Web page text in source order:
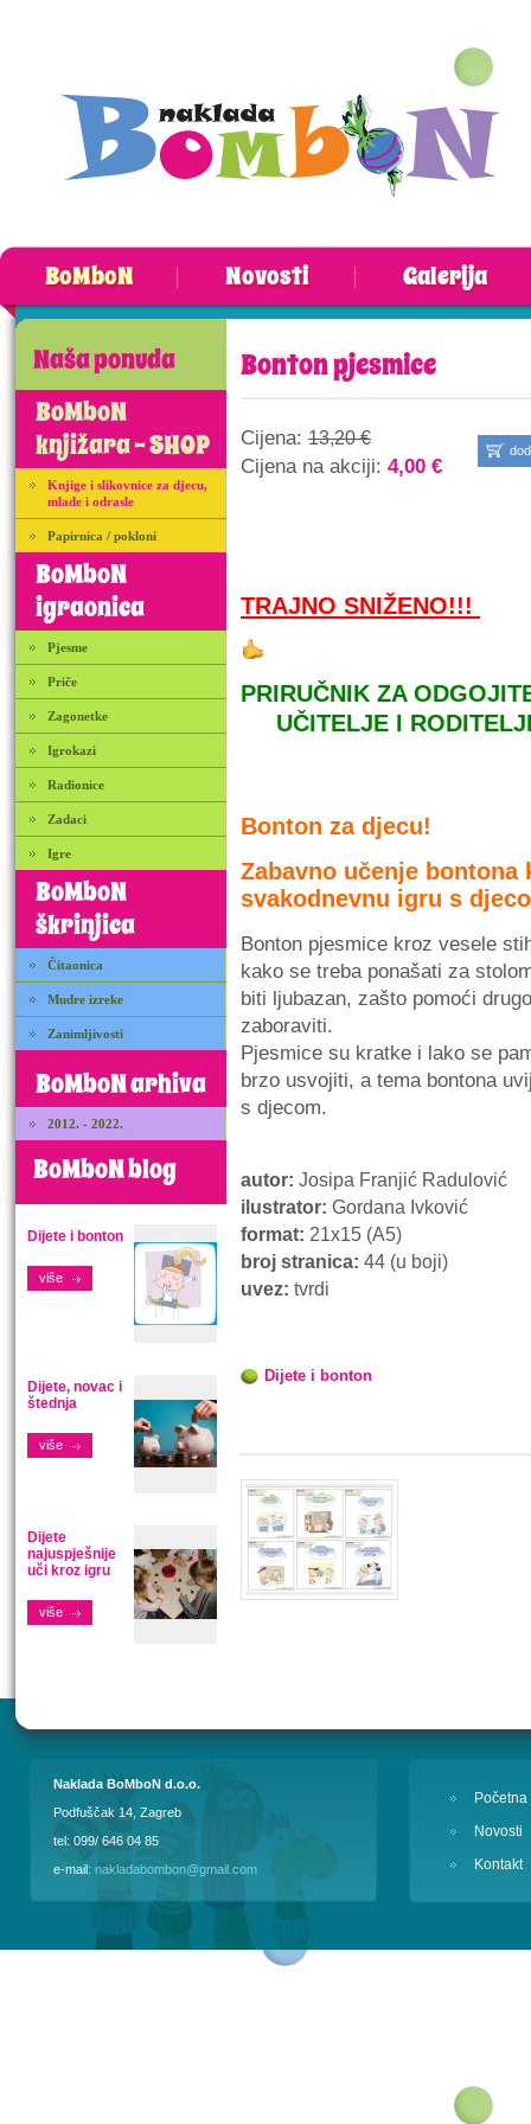
BoMboN Novosti Galerija
Naša ponuda
BoMboN
knjižara - SHOP
Knjige i slikovnice za djecu,
mlade i odrasle
Papirnica / pokloni
BoMboN
igraonica
Pjesme
Priče
Zagonetke
Igrokazi
Radionice
Zadaci
Igre
BoMboN
škrinjica
Čitaonica
Mudre izreke
Zanimljivosti
BoMboN arhiva
2012. - 2022.
BoMboN blog
Dijete i bonton
više
Dijete, novac i
štednja
više
Dijete
najuspješnije
uči kroz igru
više
Bonton pjesmice
Cijena: 13,20 €
Cijena na akciji: 4,00 €
TRAJNO SNIŽENO!!!
PRIRUČNIK ZA
UČITELJE I
Bonton za djecu!
Zabavno učenje bontona
svakodnevnu igru s
Bonton pjesmice kroz vesele
kako se treba ponašati za
biti ljubazan, zašto pomoći
zaboraviti.
Pjesmice su kratke i lako se
brzo usvojiti, a tema bontona
s djecom.
autor: Josipa Franjić Radulović
ilustrator: Gordana Ivković
format: 21x15 (A5)
broj stranica: 44 (u boji)
uvez: tvrdi
Dijete i bonton
Naklada BoMboN d.o.o.
Podfuščak 14, Zagreb
tel: 099/ 646 04 85
e-mail: nakladabombon@gmail.com
Početna
Novosti
Kontakt